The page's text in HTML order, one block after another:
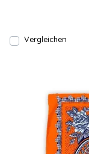
Vergleichen